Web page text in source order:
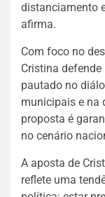
distanciamento
afirma.
Com foco no
Cristina
pautado no
municipais e na
proposta é
no cenário
A aposta de
reflete uma